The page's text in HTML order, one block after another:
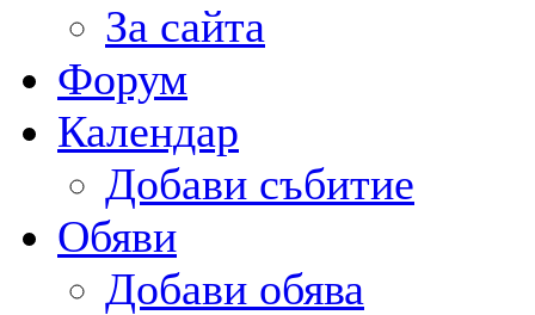
За сайта
Форум
Календар
Добави събитие
Обяви
Добави обява